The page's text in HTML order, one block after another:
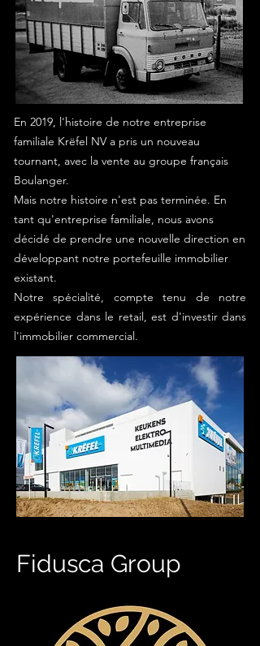
En 2019, l'histoire de notre entreprise
familiale Krëfel NV a pris un nouveau
tournant, avec la vente au groupe français
Boulanger.
Mais notre histoire n'est pas terminée. En
tant qu'entreprise familiale, nous avons
décidé de prendre une nouvelle direction en
développant notre portefeuille immobilier
existant.
Notre spécialité, compte tenu de notre
expérience dans le retail, est d'investir dans
l'immobilier commercial.
Fidusca Group